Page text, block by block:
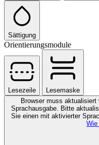
Sättigung
Orientierungsmodule
Lesezeile
Lesemaske
Browser muss aktualisiert
Sprachausgabe. Bitte
Sie einen mit aktivierter
Wie